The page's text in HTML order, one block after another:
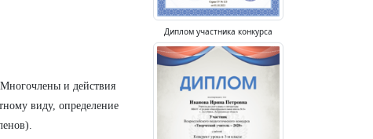
и действия
виду, определение
Диплом участника конкурса